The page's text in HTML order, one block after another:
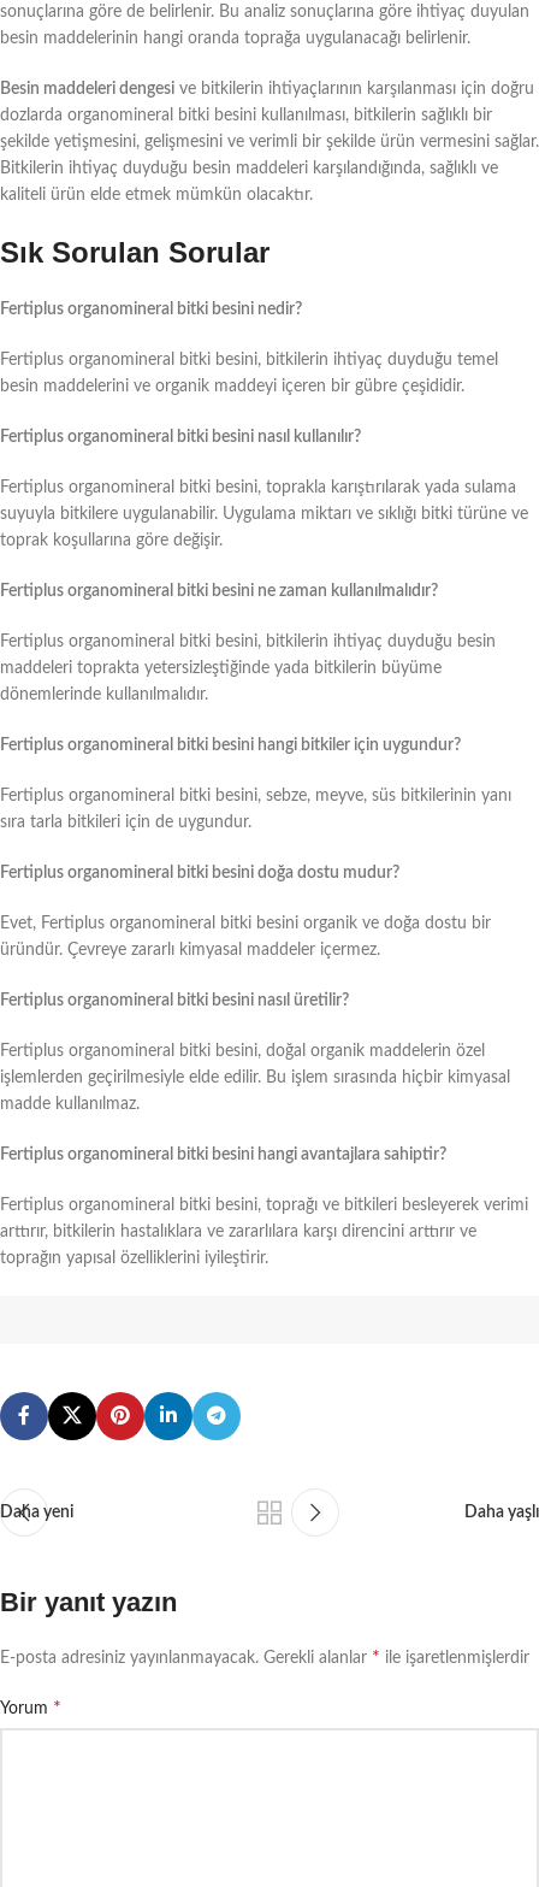
sonuçlarına göre de belirlenir. Bu analiz sonuçlarına göre ihtiyaç duyulan
besin maddelerinin hangi oranda toprağa uygulanacağı belirlenir.
Besin maddeleri dengesi ve bitkilerin ihtiyaçlarının karşılanması için doğru
dozlarda organomineral bitki besini kullanılması, bitkilerin sağlıklı bir
şekilde yetişmesini, gelişmesini ve verimli bir şekilde ürün vermesini sağlar.
Bitkilerin ihtiyaç duyduğu besin maddeleri karşılandığında, sağlıklı ve
kaliteli ürün elde etmek mümkün olacaktır.
Sık Sorulan Sorular
Fertiplus organomineral bitki besini nedir?
Fertiplus organomineral bitki besini, bitkilerin ihtiyaç duyduğu temel
besin maddelerini ve organik maddeyi içeren bir gübre çeşididir.
Fertiplus organomineral bitki besini nasıl kullanılır?
Fertiplus organomineral bitki besini, toprakla karıştırılarak yada sulama
suyuyla bitkilere uygulanabilir. Uygulama miktarı ve sıklığı bitki türüne ve
toprak koşullarına göre değişir.
Fertiplus organomineral bitki besini ne zaman kullanılmalıdır?
Fertiplus organomineral bitki besini, bitkilerin ihtiyaç duyduğu besin
maddeleri toprakta yetersizleştiğinde yada bitkilerin büyüme
dönemlerinde kullanılmalıdır.
Fertiplus organomineral bitki besini hangi bitkiler için uygundur?
Fertiplus organomineral bitki besini, sebze, meyve, süs bitkilerinin yanı
sıra tarla bitkileri için de uygundur.
Fertiplus organomineral bitki besini doğa dostu mudur?
Evet, Fertiplus organomineral bitki besini organik ve doğa dostu bir
üründür. Çevreye zararlı kimyasal maddeler içermez.
Fertiplus organomineral bitki besini nasıl üretilir?
Fertiplus organomineral bitki besini, doğal organik maddelerin özel
işlemlerden geçirilmesiyle elde edilir. Bu işlem sırasında hiçbir kimyasal
madde kullanılmaz.
Fertiplus organomineral bitki besini hangi avantajlara sahiptir?
Fertiplus organomineral bitki besini, toprağı ve bitkileri besleyerek verimi
arttırır, bitkilerin hastalıklara ve zararlılara karşı direncini arttırır ve
toprağın yapısal özelliklerini iyileştirir.
Daha yeni Daha yaşlı
Bir yanıt yazın
E-posta adresiniz yayınlanmayacak. Gerekli alanlar * ile işaretlenmişlerdir
Yorum *